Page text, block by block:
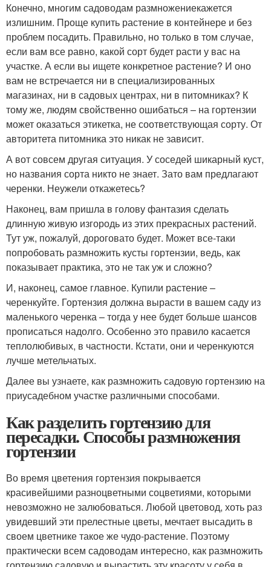
Конечно, многим садоводам размножениекажется
излишним. Проще купить растение в контейнере и без
проблем посадить. Правильно, но только в том случае,
если вам все равно, какой сорт будет расти у вас на
участке. А если вы ищете конкретное растение? И оно
вам не встречается ни в специализированных
магазинах, ни в садовых центрах, ни в питомниках? К
тому же, людям свойственно ошибаться – на гортензии
может оказаться этикетка, не соответствующая сорту. От
авторитета питомника это никак не зависит.
А вот совсем другая ситуация. У соседей шикарный куст,
но названия сорта никто не знает. Зато вам предлагают
черенки. Неужели откажетесь?
Наконец, вам пришла в голову фантазия сделать
длинную живую изгородь из этих прекрасных растений.
Тут уж, пожалуй, дороговато будет. Может все-таки
попробовать размножить кусты гортензии, ведь, как
показывает практика, это не так уж и сложно?
И, наконец, самое главное. Купили растение –
черенкуйте. Гортензия должна вырасти в вашем саду из
маленького черенка – тогда у нее будет больше шансов
прописаться надолго. Особенно это правило касается
теплолюбивых, в частности. Кстати, они и черенкуются
лучше метельчатых.
Далее вы узнаете, как размножить садовую гортензию на
приусадебном участке различными способами.
Как разделить гортензию для
пересадки. Способы размножения
гортензии
Во время цветения гортензия покрывается
красивейшими разноцветными соцветиями, которыми
невозможно не залюбоваться. Любой цветовод, хоть раз
увидевший эти прелестные цветы, мечтает высадить в
своем цветнике такое же чудо-растение. Поэтому
практически всем садоводам интересно, как размножить